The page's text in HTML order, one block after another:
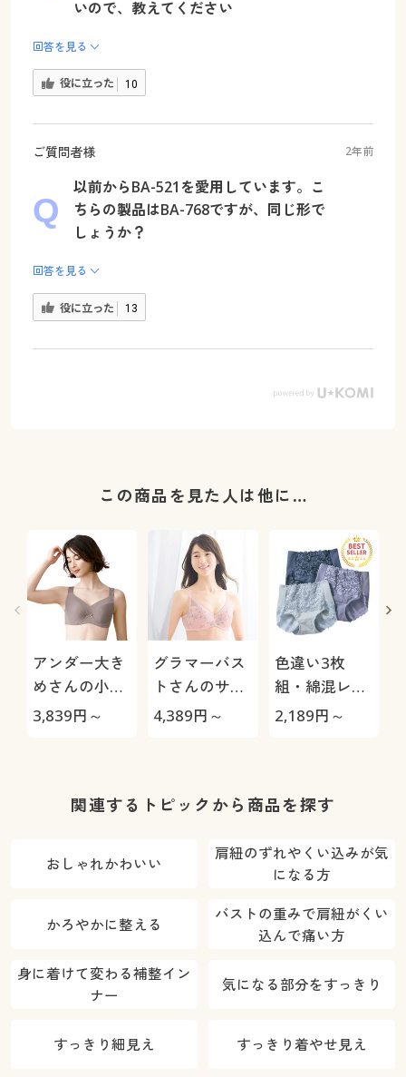
いので、教えてください
回答を見る
役に立った 10
ご質問者様 2年前
以前からBA-521を愛用しています。こ
ちらの製品はBA-768ですが、同じ形で
しょうか？
回答を見る
役に立った 13
この商品を見た人は他に…
アンダー大き
めさんの小さ
く見せるブラ
3,839円～
グラマーバス
トさんのサイ
ズダウンブラ
4,389円～
色違い3枚
組・綿混レー
シィショーツ
2,189円～
関連するトピックから商品を探す
おしゃれかわいい
肩紐のずれやくい込みが気
になる方
かろやかに整える
バストの重みで肩紐がくい
込んで痛い方
身に着けて変わる補整イン
ナー
気になる部分をすっきり
すっきり細見え すっきり着やせ見え